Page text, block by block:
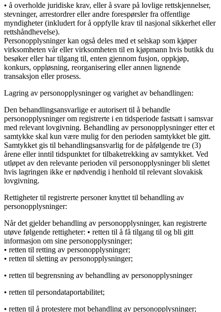
• å overholde juridiske krav, eller å svare på lovlige rettskjennelser,
stevninger, arrestordrer eller andre forespørsler fra offentlige
myndigheter (inkludert for å oppfylle krav til nasjonal sikkerhet eller
rettshåndhevelse).
Personopplysninger kan også deles med et selskap som kjøper
virksomheten vår eller virksomheten til en kjøpmann hvis butikk du
besøker eller har tilgang til, enten gjennom fusjon, oppkjøp,
konkurs, oppløsning, reorganisering eller annen lignende
transaksjon eller prosess.
Lagring av personopplysninger og varighet av behandlingen:
Den behandlingsansvarlige er autorisert til å behandle
personopplysninger om registrerte i en tidsperiode fastsatt i samsvar
med relevant lovgivning. Behandling av personopplysninger etter et
samtykke skal kun være mulig for den perioden samtykket ble gitt.
Samtykket gis til behandlingsansvarlig for de påfølgende tre (3)
årene eller inntil tidspunktet for tilbaketrekking av samtykket. Ved
utløpet av den relevante perioden vil personopplysninger bli slettet
hvis lagringen ikke er nødvendig i henhold til relevant slovakisk
lovgivning.
Rettigheter til registrerte personer knyttet til behandling av
personopplysninger:
Når det gjelder behandling av personopplysninger, kan registrerte
utøve følgende rettigheter: • retten til å få tilgang til og bli gitt
informasjon om sine personopplysninger;
• retten til retting av personopplysninger;
• retten til sletting av personopplysninger;
• retten til begrensning av behandling av personopplysninger
• retten til persondataportabilitet;
• retten til å protestere mot behandling av personopplysninger;